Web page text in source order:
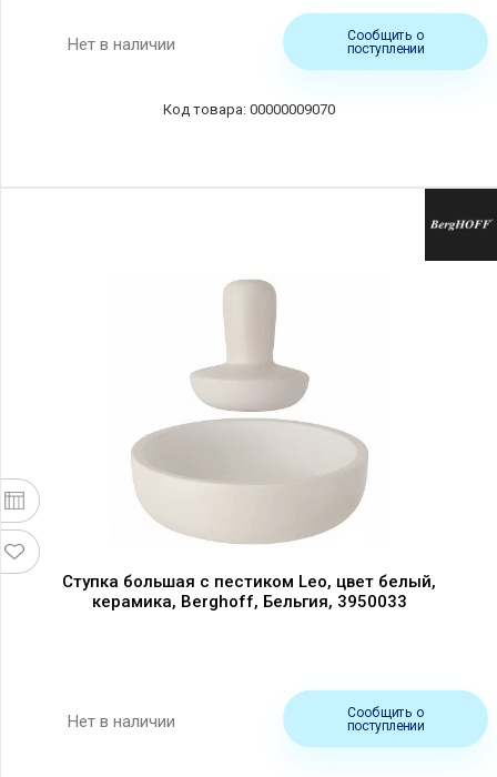
Нет в наличии
Сообщить о
поступлении
00000009070
Ступка большая с пестиком Leo, цвет белый,
керамика, Berghoff, Бельгия, 3950033
Нет в наличии
Сообщить о
поступлении